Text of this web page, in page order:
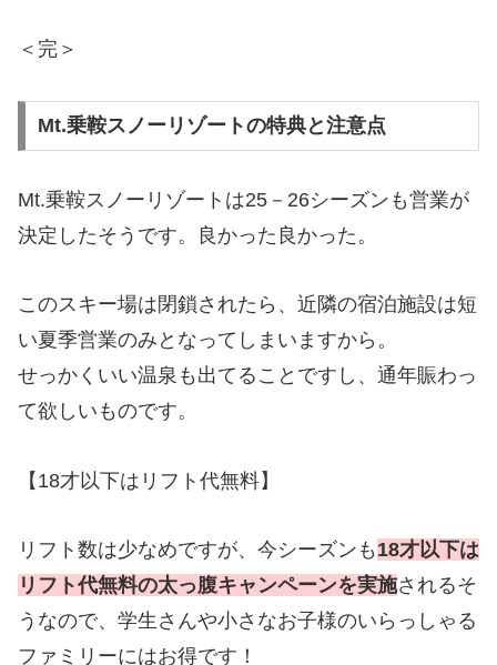
＜完＞
Mt.乗鞍スノーリゾートの特典と注意点
Mt.乗鞍スノーリゾートは25－26シーズンも営業が
決定したそうです。良かった良かった。
このスキー場は閉鎖されたら、近隣の宿泊施設は短
い夏季営業のみとなってしまいますから。
せっかくいい温泉も出てることですし、通年賑わっ
て欲しいものです。
【18才以下はリフト代無料】
リフト数は少なめですが、今シーズンも 18才以下は
リフト代無料の太っ腹キャンペーンを実施されるそ
うなので、学生さんや小さなお子様のいらっしゃる
ファミリーにはお得です！